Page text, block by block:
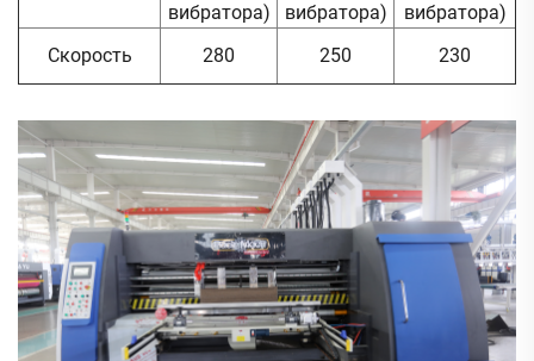
вибратора)
вибратора)
вибратора)
Скорость
280 250 230